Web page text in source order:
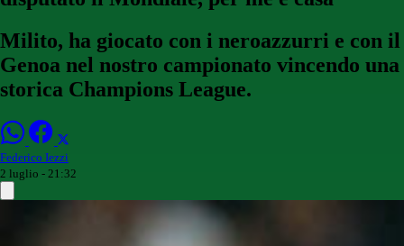
Milito, ha giocato con i neroazzurri e con il
Genoa nel nostro campionato vincendo una
storica Champions League.
Federico Iezzi
2 luglio - 21:32